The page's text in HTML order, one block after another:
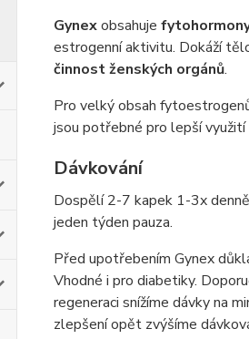
Gynexobsahuje
estrogenní aktivitu. Dokáží
činnost ženských orgánů.
Pro velký obsah
jsou potřebné pro lepší
Dávkování
Dospělí 2-7 kapek 1-3x
jeden týden pauza.
Před upotřebením Gynex
Vhodné i pro diabetiky.
regeneraci snížíme dávky na
zlepšení opět zvýšíme